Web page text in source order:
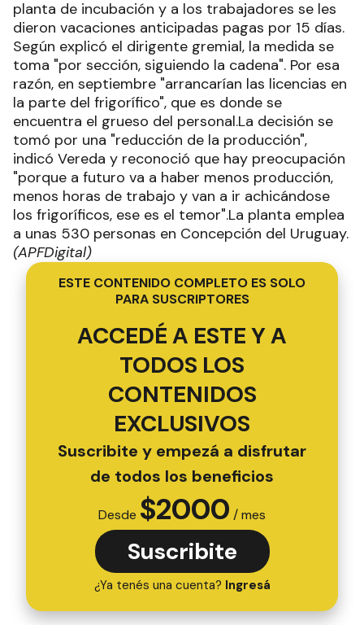
planta de incubación y a los trabajadores se les
dieron vacaciones anticipadas pagas por 15 días.
Según explicó el dirigente gremial, la medida se
toma "por sección, siguiendo la cadena". Por esa
razón, en septiembre "arrancarían las licencias en
la parte del frigorífico", que es donde se
encuentra el grueso del personal.La decisión se
tomó por una "reducción de la producción",
indicó Vereda y reconoció que hay preocupación
"porque a futuro va a haber menos producción,
menos horas de trabajo y van a ir achicándose
los frigoríficos, ese es el temor".La planta emplea
a unas 530 personas en Concepción del Uruguay.
(APFDigital)
ESTE CONTENIDO COMPLETO ES SOLO
PARA SUSCRIPTORES
ACCEDÉ A ESTE Y A
TODOS LOS
CONTENIDOS
EXCLUSIVOS
Suscribite y empezá a disfrutar
de todos los beneficios
Desde $2000 / mes
Suscribite
¿Ya tenés una cuenta? Ingresá